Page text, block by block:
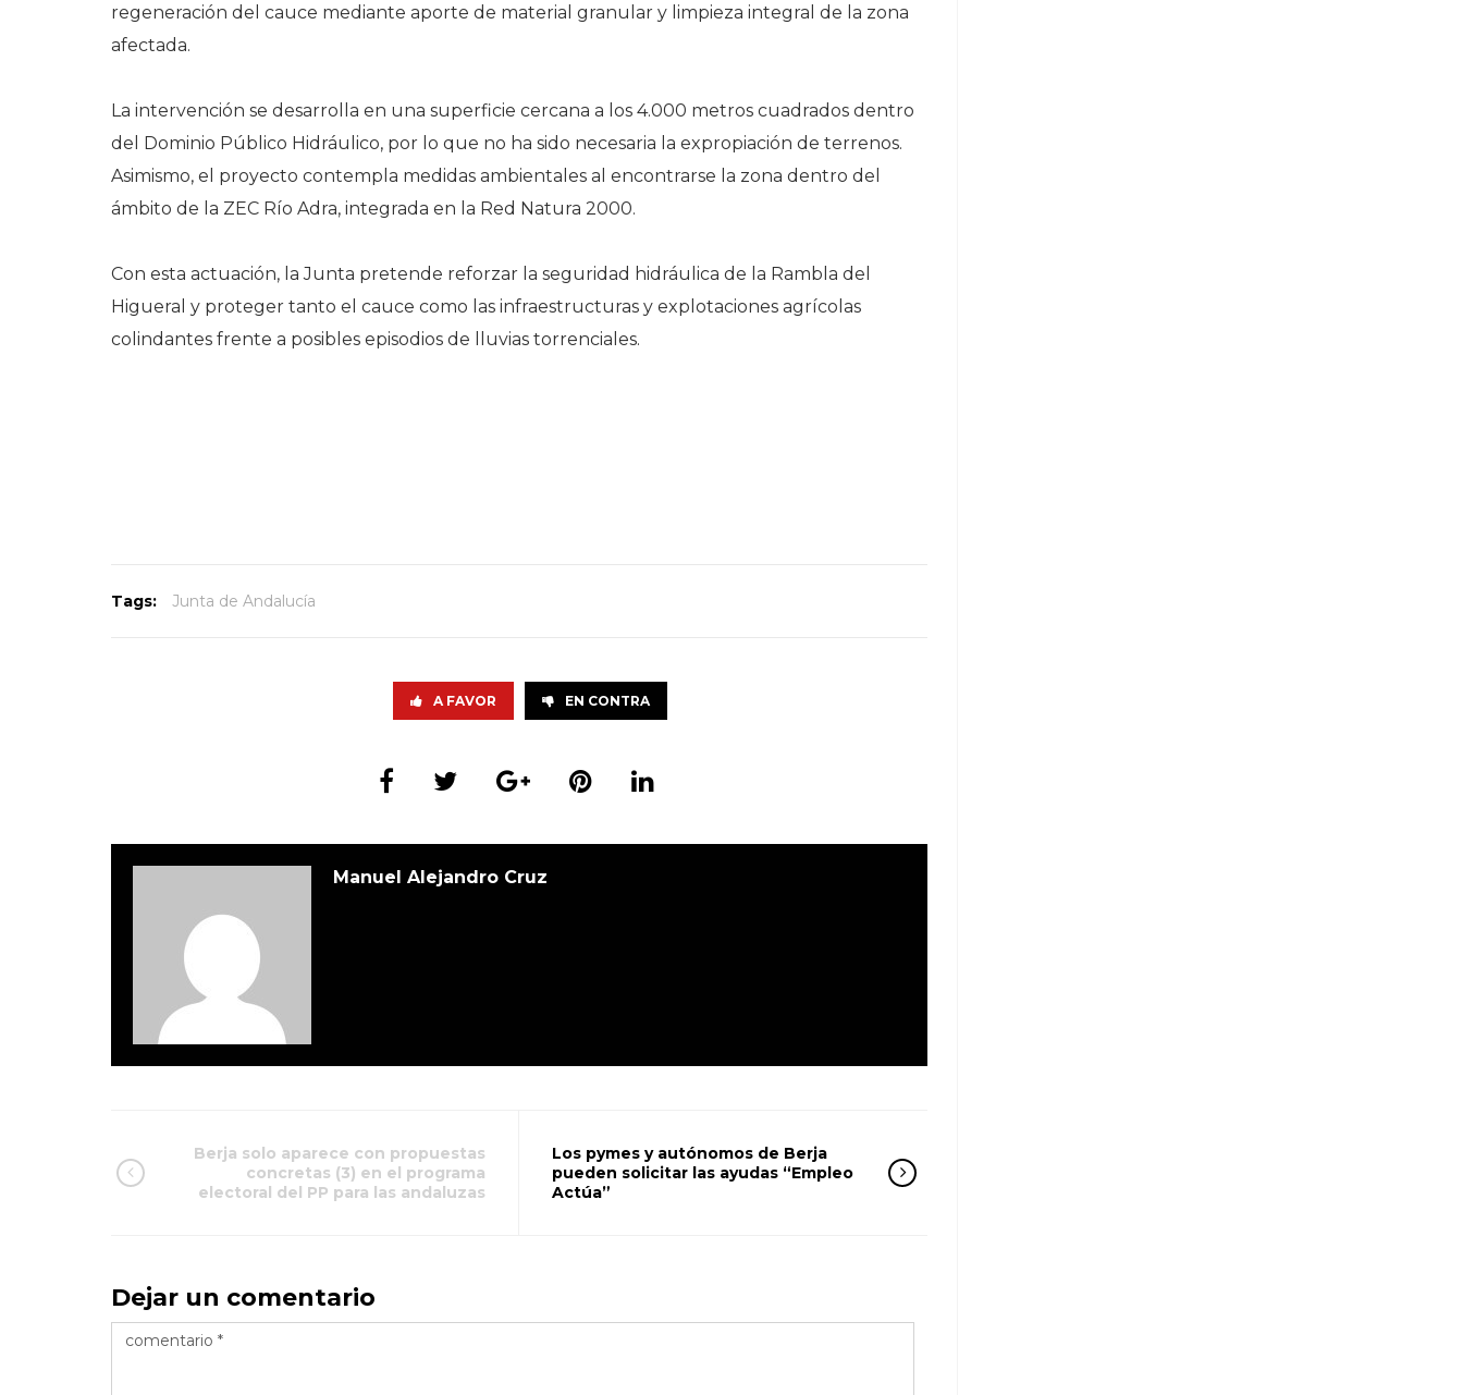
regeneración del cauce mediante aporte de material granular y limpieza integral de la zona
afectada.
La intervención se desarrolla en una superficie cercana a los 4.000 metros cuadrados dentro
del Dominio Público Hidráulico, por lo que no ha sido necesaria la expropiación de terrenos.
Asimismo, el proyecto contempla medidas ambientales al encontrarse la zona dentro del
ámbito de la ZEC Río Adra, integrada en la Red Natura 2000.
Con esta actuación, la Junta pretende reforzar la seguridad hidráulica de la Rambla del
Higueral y proteger tanto el cauce como las infraestructuras y explotaciones agrícolas
colindantes frente a posibles episodios de lluvias torrenciales.
Tags: Junta de Andalucía
A FAVOR EN CONTRA
Manuel Alejandro Cruz
Berja solo aparece con propuestas
concretas (3) en el programa
electoral del PP para las andaluzas
Los pymes y autónomos de Berja
pueden solicitar las ayudas “Empleo
Actúa”
Dejar un comentario